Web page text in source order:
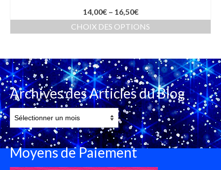
14,00€– 16,50€
CHOIX DES OPTIONS
Archives des Articles du Blog
des
Articles
du
Blog
Moyens de Paiement